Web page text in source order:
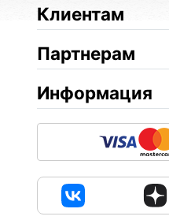
Клиентам
Партнерам
Информация